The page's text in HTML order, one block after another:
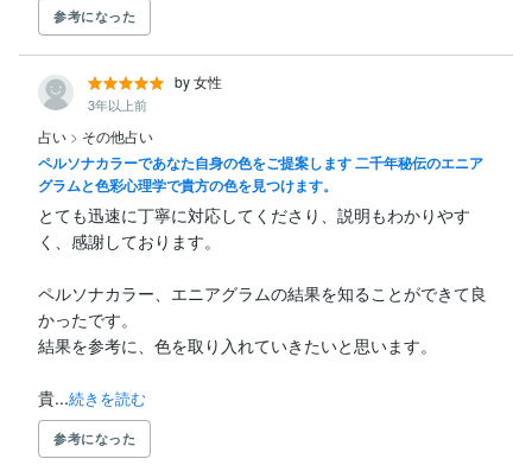
参考になった
by 女性
3年以上前
占い > その他占い
ペルソナカラーであなた自身の色をご提案します 二千年秘伝のエニア
グラムと色彩心理学で貴方の色を見つけます。
とても迅速に丁寧に対応してくださり、説明もわかりやす
く、感謝しております。
ペルソナカラー、エニアグラムの結果を知ることができて良
かったです。
結果を参考に、色を取り入れていきたいと思います。
貴...続きを読む
参考になった